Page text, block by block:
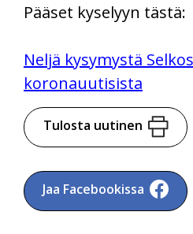
Pääset kyselyyn tästä:
Neljä kysymystä
koronauutisista
Tulosta uutinen
Jaa Facebookissa